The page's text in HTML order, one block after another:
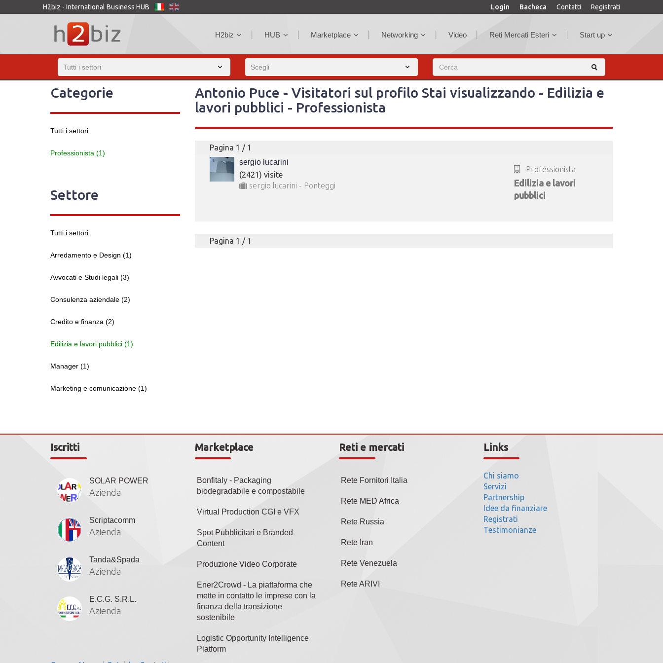
H2biz - International Business HUB Login Bacheca Contatti Registrati
H2biz HUB Marketplace Networking Video Reti Mercati Esteri Start up
Categorie
Tutti i settori
Professionista (1)
Settore
Tutti i settori
Arredamento e Design (1)
Avvocati e Studi legali (3)
Consulenza aziendale (2)
Credito e finanza (2)
Edilizia e lavori pubblici (1)
Manager (1)
Marketing e comunicazione (1)
Antonio Puce - Visitatori sul profilo Stai visualizzando - Edilizia e
lavori pubblici - Professionista
Pagina 1 / 1
sergio lucarini
(2421) visite
sergio lucarini - Ponteggi
Professionista
Edilizia e lavori
pubblici
Pagina 1 / 1
Iscritti
SOLAR POWER
Azienda
Scriptacomm
Azienda
Tanda&Spada
Azienda
E.C.G. S.R.L.
Azienda
Marketplace
Bonfitaly - Packaging
biodegradabile e compostabile
Virtual Production CGI e VFX
Spot Pubblicitari e Branded
Content
Produzione Video Corporate
Ener2Crowd - La piattaforma che
mette in contatto le imprese con la
finanza della transizione
sostenibile
Logistic Opportunity Intelligence
Platform
Reti e mercati
Rete Fornitori Italia
Rete MED Africa
Rete Russia
Rete Iran
Rete Venezuela
Rete ARIVI
Links
Chi siamo
Servizi
Partnership
Idee da finanziare
Registrati
Testimonianze